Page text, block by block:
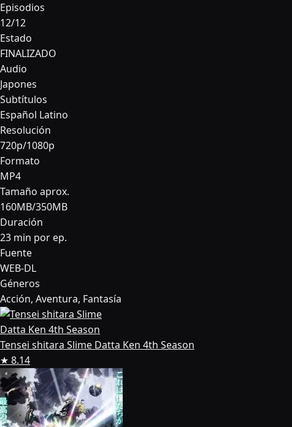
Episodios
12/12
Estado
FINALIZADO
Audio
Japones
Subtítulos
Español Latino
Resolución
720p/1080p
Formato
MP4
Tamaño aprox.
160MB/350MB
Duración
23 min por ep.
Fuente
WEB-DL
Géneros
Acción, Aventura, Fantasía
Tensei shitara Slime Datta Ken 4th Season
★ 8.14